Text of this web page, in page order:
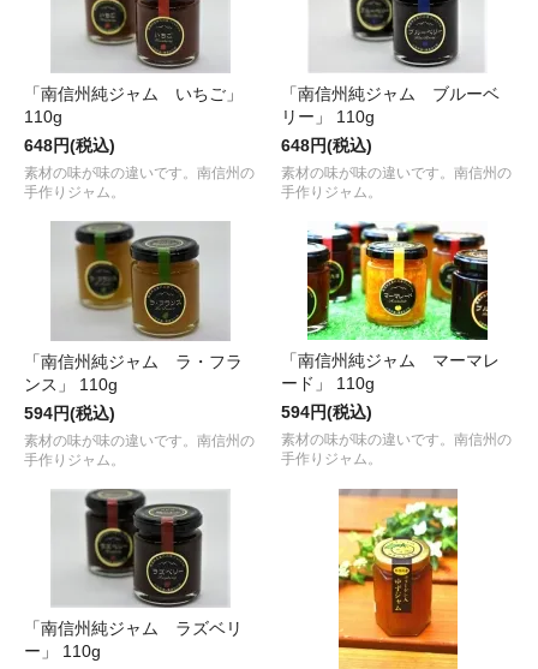
「南信州純ジャム いちご」
110g
648円(税込)
素材の味が味の違いです。南信州の
手作りジャム。
「南信州純ジャム ブルーベ
リー」 110g
648円(税込)
素材の味が味の違いです。南信州の
手作りジャム。
「南信州純ジャム ラ・フラ
ンス」 110g
594円(税込)
素材の味が味の違いです。南信州の
手作りジャム。
「南信州純ジャム マーマレ
ード」 110g
594円(税込)
素材の味が味の違いです。南信州の
手作りジャム。
「南信州純ジャム ラズベリ
ー」 110g